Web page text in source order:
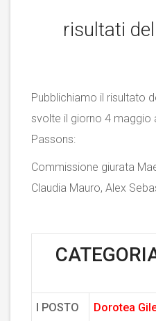
risultati
Pubblichiamo il risultato
svolte il giorno 4 maggio
Passons:
Commissione giurata
Claudia Mauro, Alex
I POSTO
Dorotea